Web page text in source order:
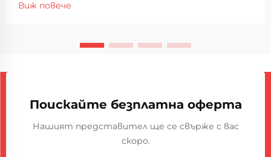
производството и поддържането на високи
се превърнали в ...
Виж повече
Поискайте безплатна оферта
Нашият представител ще се свърже с вас
скоро.